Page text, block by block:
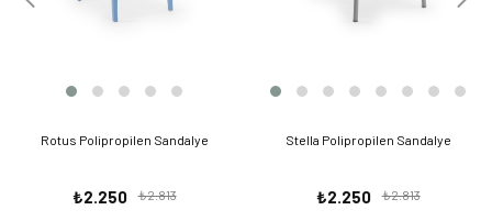
Rotus Polipropilen Sandalye
₺2.250 ₺2.813
Stella Polipropilen Sandalye
₺2.250 ₺2.813